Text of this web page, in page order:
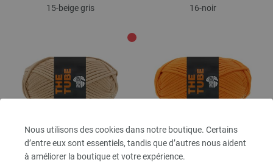
Nous utilisons des cookies dans notre boutique. Certains
d’entre eux sont essentiels, tandis que d’autres nous aident
à améliorer la boutique et votre expérience.
15-beige gris 16-noir
17-beige 18-orange